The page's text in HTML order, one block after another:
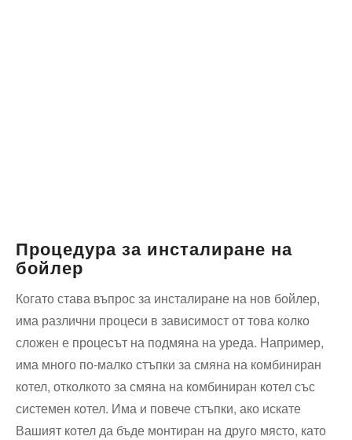
Процедура за инсталиране ‌на
бойлер
Когато става въпрос ⁢за инсталиране на нов бойлер,
има ‍различни процеси в зависимост от това колко⁤
сложен е процесът на подмяна на уреда. Например,
има много по-малко стъпки за смяна на комбиниран
котел, отколкото за смяна на ⁢комбиниран котел със
⁢системен котел. Има и повече стъпки, ако искате
Вашият котел да бъде монтиран на друго място, като